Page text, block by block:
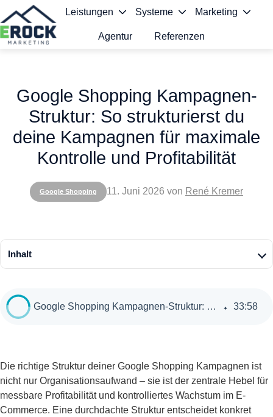
Leistungen Systeme Marketing
Agentur Referenzen
Google Shopping
Google Shopping Kampagnen-
Struktur: So strukturierst du
deine Kampagnen für maximale
Kontrolle und Profitabilität
11. Juni 2026 von René Kremer
Inhalt
Google Shopping Kampagnen-Struktur: So strukturierst du deine Kampagnen für maximale Kontrolle und Profitabilität 33:58
Die richtige Struktur deiner Google Shopping Kampagnen ist
nicht nur Organisationsaufwand – sie ist der zentrale Hebel für
messbare Profitabilität und kontrolliertes Wachstum im E-
Commerce. Eine durchdachte Struktur entscheidet konkret